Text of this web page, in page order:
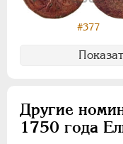
#377
Другие
1750 года
АЛЕКСАНДР III
НИКОЛАЙ II 1894-
ВРЕМЕННОЕ